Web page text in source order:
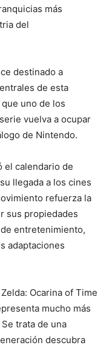
más
del
destinado a
de esta
uno de los
vuelva a ocupar
de Nintendo.
el calendario de
llegada a los cines
refuerza la
sus propiedades
entretenimiento,
adaptaciones
Ocarina of Time
mucho más
trata de una
descubra